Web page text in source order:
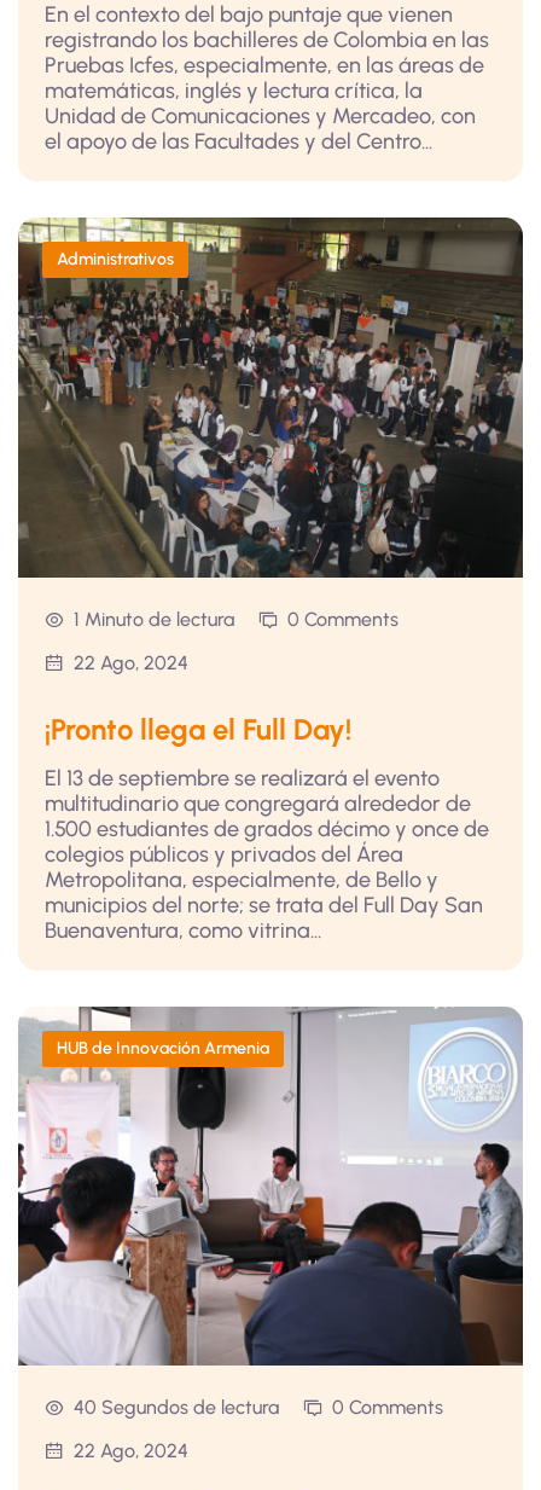
En el contexto del bajo puntaje que vienen
registrando los bachilleres de Colombia en las
Pruebas Icfes, especialmente, en las áreas de
matemáticas, inglés y lectura crítica, la
Unidad de Comunicaciones y Mercadeo, con
el apoyo de las Facultades y del Centro...
Administrativos
1 Minuto de lectura
0 Comments
22 Ago, 2024
¡Pronto llega el Full Day!
El 13 de septiembre se realizará el evento
multitudinario que congregará alrededor de
1.500 estudiantes de grados décimo y once de
colegios públicos y privados del Área
Metropolitana, especialmente, de Bello y
municipios del norte; se trata del Full Day San
Buenaventura, como vitrina...
HUB de Innovación Armenia
40 Segundos de lectura
0 Comments
22 Ago, 2024